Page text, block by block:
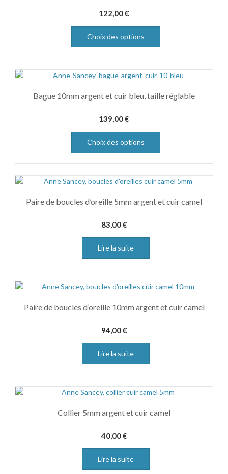
122,00€
Choix des options
Bague 10mm argent et cuir bleu, taille réglable
139,00€
Choix des options
Paire de boucles d’oreille 5mm argent et cuir camel
83,00€
Lire la suite
Paire de boucles d’oreille 10mm argent et cuir camel
94,00€
Lire la suite
Collier 5mm argent et cuir camel
40,00€
Lire la suite